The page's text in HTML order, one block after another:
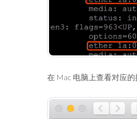
在 Mac 电脑上查看对应